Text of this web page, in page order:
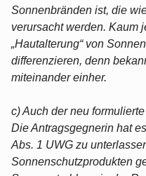
Sonnenbränden ist, die
verursacht werden. Kaum
„Hautalterung“ von
differenzieren, denn
miteinander einher.
c) Auch der neu
Die Antragsgegnerin hat
Abs. 1 UWG zu
Sonnenschutzprodukten